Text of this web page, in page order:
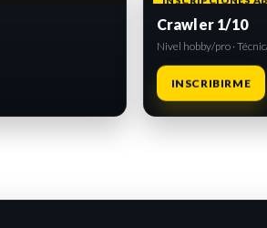
Crawler 1/10
Nivel hobby/pro ·
INSCRIBIRME